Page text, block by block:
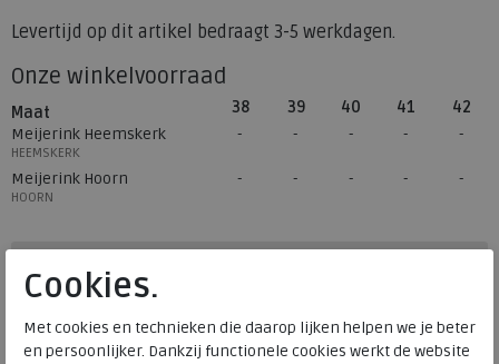
Levertijd op dit artikel bedraagt 3-5 werkdagen.
Onze winkelvoorraad
Maat 38 39 40 41
42
Meijerink Heemskerk
HEEMSKERK
Meijerink Hoorn
HOORN
Hulp nodig? bel:
Voor 14:00 uur besteld = dezelfde werkdag verzonden*
Cookies.
Met cookies en technieken die daarop lijken helpen we je beter
en persoonlijker. Dankzij functionele cookies werkt de website